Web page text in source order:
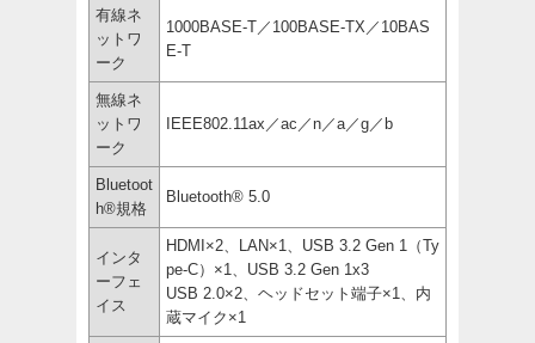
有線ネ
ットワ
ーク
1000BASE-T／100BASE-TX／10BAS
E-T
無線ネ
ットワ
ーク
IEEE802.11ax／ac／n／a／g／b
Bluetoot
h®規格
Bluetooth® 5.0
インタ
ーフェ
イス
HDMI×2、LAN×1、USB 3.2 Gen 1（Ty
pe-C）×1、USB 3.2 Gen 1x3
USB 2.0×2、ヘッドセット端子×1、内
蔵マイク×1